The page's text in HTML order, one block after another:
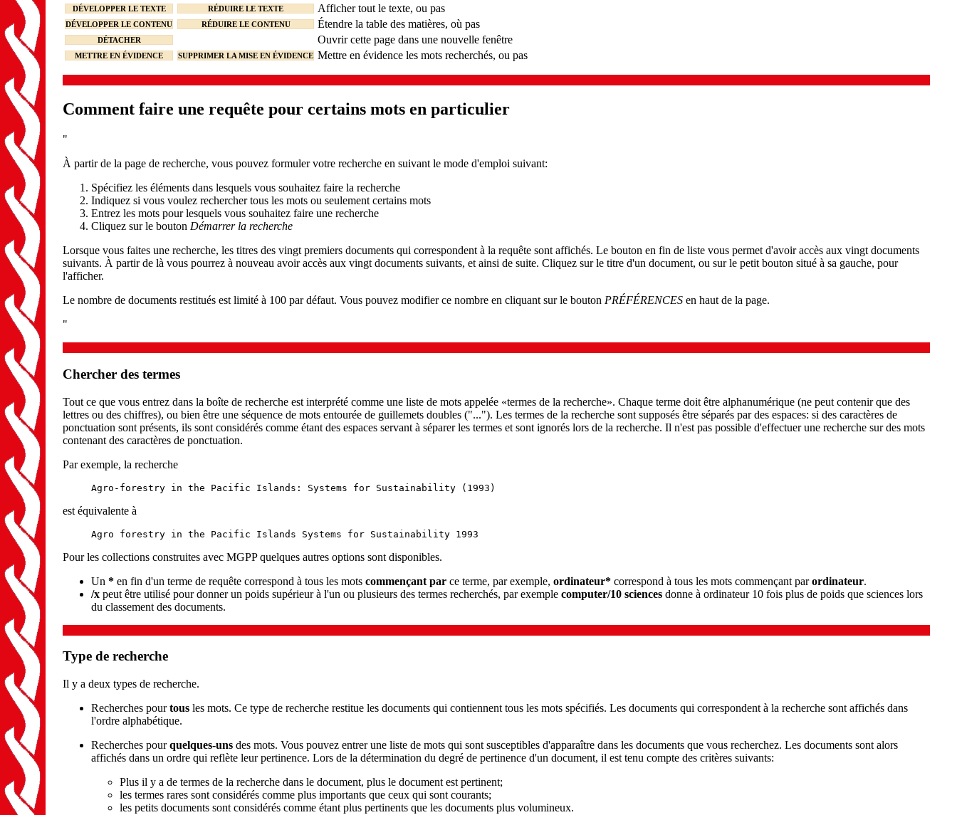
DÉVELOPPER LE TEXTE RÉDUIRE LE TEXTE Afficher tout le texte, ou pas
DÉVELOPPER LE CONTENU RÉDUIRE LE CONTENU Étendre la table des matières, où pas
DÉTACHER Ouvrir cette page dans une nouvelle fenêtre
METTRE EN ÉVIDENCE SUPPRIMER LA MISE EN ÉVIDENCE Mettre en évidence les mots recherchés, ou pas
Comment faire une requête pour certains mots en particulier
"
À partir de la page de recherche, vous pouvez formuler votre recherche en suivant le mode d'emploi suivant:
Spécifiez les éléments dans lesquels vous souhaitez faire la recherche
Indiquez si vous voulez rechercher tous les mots ou seulement certains mots
Entrez les mots pour lesquels vous souhaitez faire une recherche
Cliquez sur le bouton Démarrer la recherche
Lorsque vous faites une recherche, les titres des vingt premiers documents qui correspondent à la requête sont affichés. Le bouton en fin de liste vous permet d'avoir accès aux vingt documents
suivants. À partir de là vous pourrez à nouveau avoir accès aux vingt documents suivants, et ainsi de suite. Cliquez sur le titre d'un document, ou sur le petit bouton situé à sa gauche, pour
l'afficher.
Le nombre de documents restitués est limité à 100 par défaut. Vous pouvez modifier ce nombre en cliquant sur le bouton PRÉFÉRENCES en haut de la page.
"
Chercher des termes
Tout ce que vous entrez dans la boîte de recherche est interprété comme une liste de mots appelée «termes de la recherche». Chaque terme doit être alphanumérique (ne peut contenir que des
lettres ou des chiffres), ou bien être une séquence de mots entourée de guillemets doubles ("..."). Les termes de la recherche sont supposés être séparés par des espaces: si des caractères de
ponctuation sont présents, ils sont considérés comme étant des espaces servant à séparer les termes et sont ignorés lors de la recherche. Il n'est pas possible d'effectuer une recherche sur des mots
contenant des caractères de ponctuation.
Par exemple, la recherche
Agro-forestry in the Pacific Islands: Systems for Sustainability (1993)
est équivalente à
Agro forestry in the Pacific Islands Systems for Sustainability 1993
Pour les collections construites avec MGPP quelques autres options sont disponibles.
Un * en fin d'un terme de requête correspond à tous les mots commençant par ce terme, par exemple, ordinateur* correspond à tous les mots commençant parordinateur.
/x peut être utilisé pour donner un poids supérieur à l'un ou plusieurs des termes recherchés, par exemple computer/10 sciences donne à ordinateur 10 fois plus de poids que sciences lors
du classement des documents.
Type de recherche
Il y a deux types de recherche.
Recherches pourtous les mots. Ce type de recherche restitue les documents qui contiennent tous les mots spécifiés. Les documents qui correspondent à la recherche sont affichés dans
l'ordre alphabétique.
Recherches pourquelques-uns des mots. Vous pouvez entrer une liste de mots qui sont susceptibles d'apparaître dans les documents que vous recherchez. Les documents sont alors
affichés dans un ordre qui reflète leur pertinence. Lors de la détermination du degré de pertinence d'un document, il est tenu compte des critères suivants:
Plus il y a de termes de la recherche dans le document, plus le document est pertinent;
les termes rares sont considérés comme plus importants que ceux qui sont courants;
les petits documents sont considérés comme étant plus pertinents que les documents plus volumineux.